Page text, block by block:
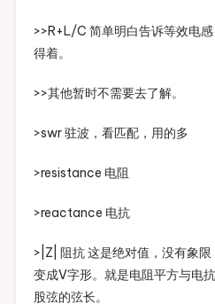
>>R+L/C 简单明白告诉等效电
得着。
>>其他暂时不需要去了解。
>swr 驻波，看匹配，用的多
>resistance 电阻
>reactance 电抗
>|Z| 阻抗 这是绝对值，没有象
变成V字形。就是电阻平方与电
股弦的弦长。